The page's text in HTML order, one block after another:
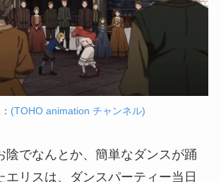
(TOHO animation チャンネル)
陰でなんとか、簡単なダンスが踊
エリスは、ダンスパーティー当日